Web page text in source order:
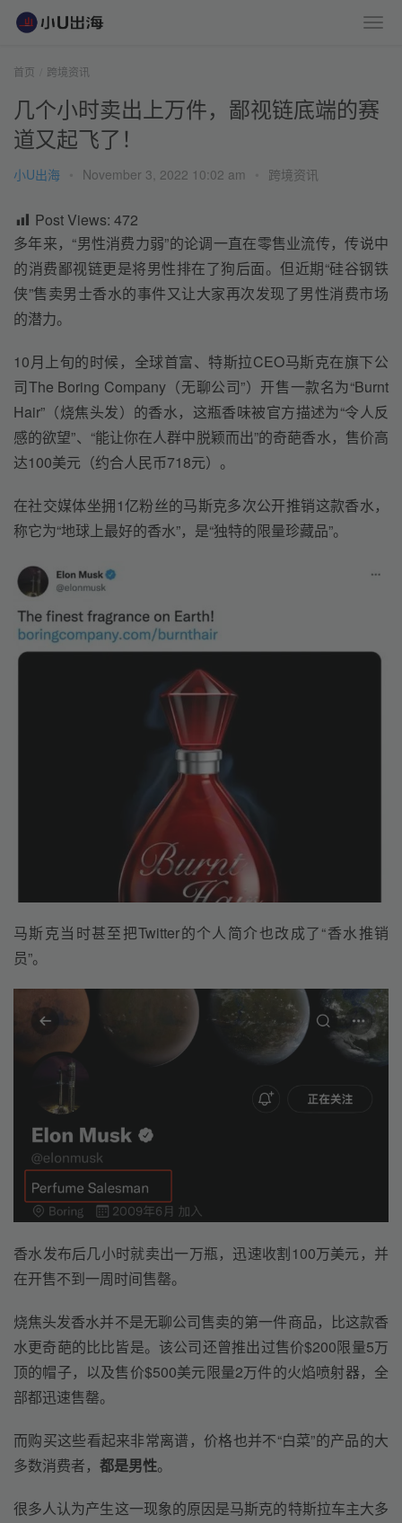
首页 跨境资讯
几个小时卖出上万件，鄙视链底端的赛
道又起飞了！
小U出海 November 3, 2022 10:02 am 跨境资讯
Post Views: 472
多年来，“男性消费力弱”的论调一直在零售业流传，传说中
的消费鄙视链更是将男性排在了狗后面。但近期“硅谷钢铁
侠”售卖男士香水的事件又让大家再次发现了男性消费市场
的潜力。
10月上旬的时候，全球首富、特斯拉CEO马斯克在旗下公
司The Boring Company（无聊公司”）开售一款名为“Burnt
Hair”（烧焦头发）的香水，这瓶香味被官方描述为“令人反
感的欲望”、“能让你在人群中脱颖而出”的奇葩香水，售价高
达100美元（约合人民币718元）。
在社交媒体坐拥1亿粉丝的马斯克多次公开推销这款香水，
称它为“地球上最好的香水”，是“独特的限量珍藏品”。
马斯克当时甚至把Twitter的个人简介也改成了“香水推销
员”。
香水发布后几小时就卖出一万瓶，迅速收割100万美元，并
在开售不到一周时间售罄。
烧焦头发香水并不是无聊公司售卖的第一件商品，比这款香
水更奇葩的比比皆是。该公司还曾推出过售价$200限量5万
顶的帽子，以及售价$500美元限量2万件的火焰喷射器，全
部都迅速售罄。
而购买这些看起来非常离谱，价格也并不“白菜”的产品的大
多数消费者， 都是男性。
很多人认为产生这一现象的原因是马斯克的特斯拉车主大多